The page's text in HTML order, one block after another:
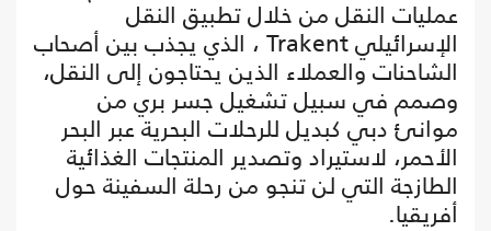
عمليات النقل من خلال تطبيق النقل
الإسرائيلي Trakent ، الذي يجذب بين أصحاب
الشاحنات والعملاء الذين يحتاجون إلى النقل،
وصمم في سبيل تشغيل جسر بري من
موانئ دبي كبديل للرحلات البحرية عبر البحر
الأحمر، لاستيراد وتصدير المنتجات الغذائية
الطازجة التي لن تنجو من رحلة السفينة حول
أفريقيا.